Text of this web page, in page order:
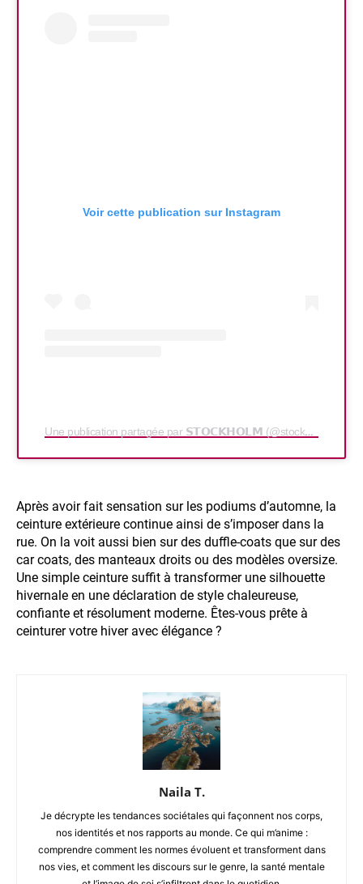
Voir cette publication sur Instagram
Une publication partagée par 𝗦𝗧𝗢𝗖𝗞𝗛𝗢𝗟𝗠 (@stockholmfashion_)
Après avoir fait sensation sur les podiums d’automne, la
ceinture extérieure continue ainsi de s’imposer dans la
rue. On la voit aussi bien sur des duffle-coats que sur des
car coats, des manteaux droits ou des modèles oversize.
Une simple ceinture suffit à transformer une silhouette
hivernale en une déclaration de style chaleureuse,
confiante et résolument moderne. Êtes-vous prête à
ceinturer votre hiver avec élégance ?
Naila T.
Je décrypte les tendances sociétales qui façonnent nos corps,
nos identités et nos rapports au monde. Ce qui m’anime :
comprendre comment les normes évoluent et transforment dans
nos vies, et comment les discours sur le genre, la santé mentale